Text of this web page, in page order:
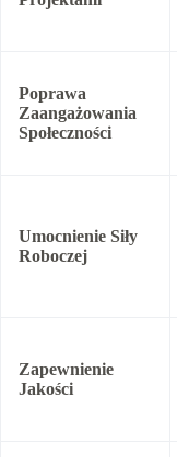
Poprawa
Zaangażowania
Społeczności
Umocnienie Siły
Roboczej
Zapewnienie
Jakości